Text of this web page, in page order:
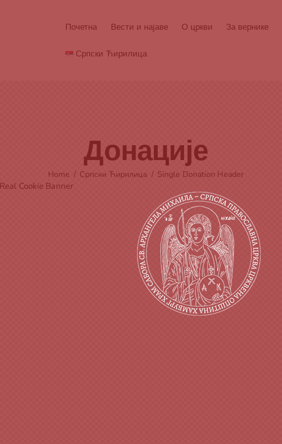
Почетна Вести и најаве О цркви За вернике
Српски Ћирилица
Донације
Home Српски Ћирилица Single Donation Header
Cookie Banner